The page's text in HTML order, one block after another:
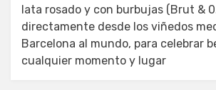
lata rosado y con burbujas (Brut &
directamente desde los viñedos
Barcelona al mundo, para celebrar
cualquier momento y lugar